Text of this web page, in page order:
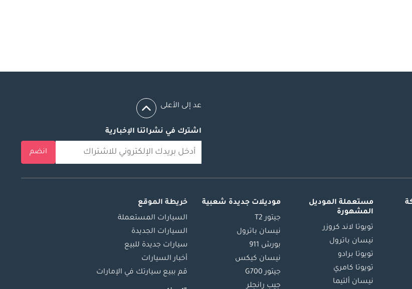
عد إلى الأعلى
اشترك في نشراتنا الإخبارية
انضم
مستعملة الموديل
المشهورة
تويوتا لاند كروزر
نيسان باترول
تويوتا برادو
تويوتا كامري
نيسان ألتيما
موديلات جديدة شعبية
جيتور T2
نيسان باترول
بورش 911
نيسان كيكس
جيتور G700
جيب رانجلر
خريطة الموقع
السيارات المستعملة
السيارات الجديدة
سيارات جديدة للبيع
أخبار السيارات
قم ببيع سيارتك في الإمارات